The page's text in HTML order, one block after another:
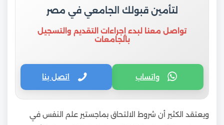
لتأمين قبولك الجامعي في مصر
تواصل معنا لبدء إجراءات التقديم والتسجيل
بالجامعات
واتساب اتصل بنا
ويعتقد الكثير أن شروط الالتحاق بماجستير علم النفس في